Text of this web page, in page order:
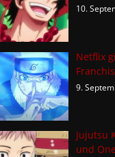
10.
Netflix
9.
Jujutsu
und